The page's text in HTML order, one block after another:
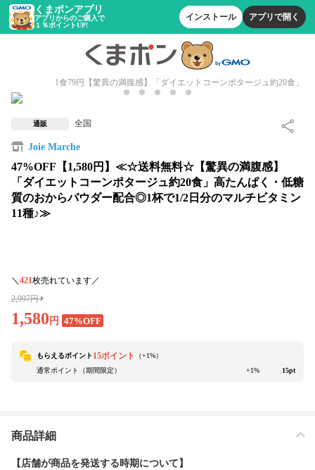
くまポンアプリ
アプリからのご購入で
１％ポイントUP!
インストール アプリで開く
1食79円【驚異の満腹感】「ダイエットコーンポタージュ約20食」
通販 全国
Joie Marche
47%OFF【1,580円】≪☆送料無料☆【驚異の満腹感】
「ダイエットコーンポタージュ約20食」高たんぱく・低糖
質のおからパウダー配合◎1杯で1/2日分のマルチビタミン
11種♪≫
＼ 421枚売れています／
2,997円
1,580 円 47%OFF
もらえるポイント 15ポイント （+1%）
通常ポイント（期間限定）
+1% 15pt
商品詳細
【店舗が商品を発送する時期について】